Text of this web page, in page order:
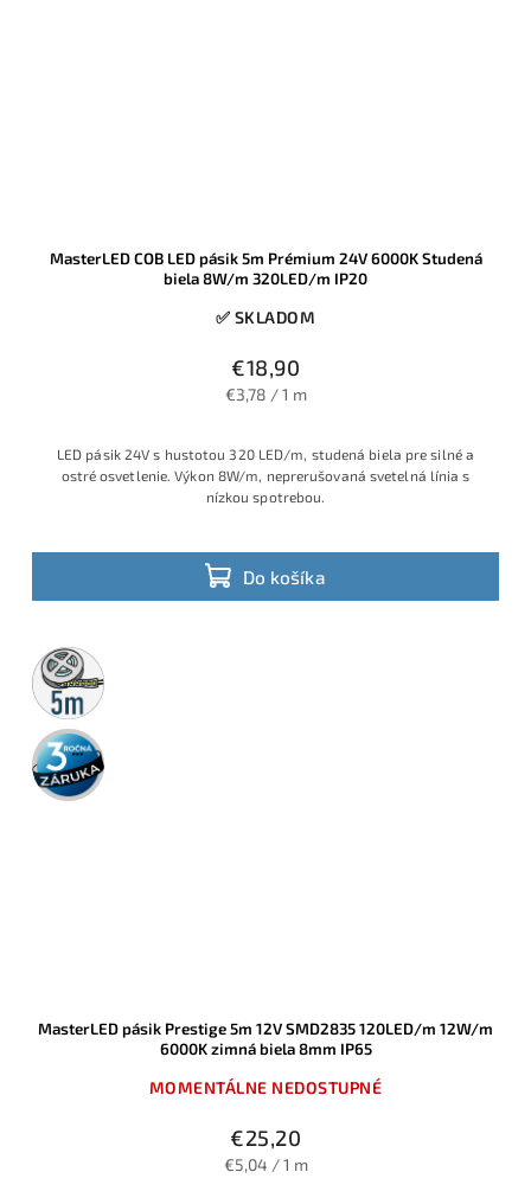
MasterLED COB LED pásik 5m Prémium 24V 6000K Studená
biela 8W/m 320LED/m IP20
✅ SKLADOM
€18,90
€3,78 / 1 m
Do košíka
LED pásik 24V s hustotou 320 LED/m, studená biela pre silné a
ostré osvetlenie. Výkon 8W/m, neprerušovaná svetelná línia s
nízkou spotrebou.
5m
rolka
3 roky
záruka
MasterLED pásik Prestige 5m 12V SMD2835 120LED/m 12W/m
6000K zimná biela 8mm IP65
MOMENTÁLNE NEDOSTUPNÉ
€25,20
€5,04 / 1 m